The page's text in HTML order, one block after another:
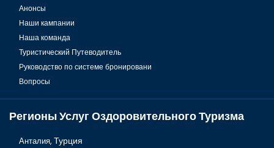
Анонсы
Наши кампании
Наша команда
Туристический Путеводитель
Руководство по системе бронировани
Вопросы
Регионы Услуг Оздоровительного Туризма
Анталия, Турция